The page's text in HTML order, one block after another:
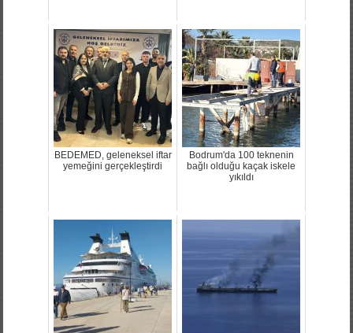
BEDEMED, geleneksel iftar
yemeğini gerçekleştirdi
Bodrum'da 100 teknenin
bağlı olduğu kaçak iskele
yıkıldı